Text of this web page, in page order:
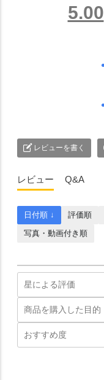
5.00
レビューを書く
レビュー Q&A
日付順 ↓ 評価順
写真・動画付き順